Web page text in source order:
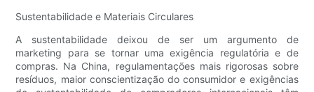
Sustentabilidade e Materiais Circulares
A sustentabilidade deixou de ser um argumento de
marketing para se tornar uma exigência regulatória e de
compras. Na China, regulamentações mais rigorosas sobre
resíduos, maior conscientização do consumidor e exigências